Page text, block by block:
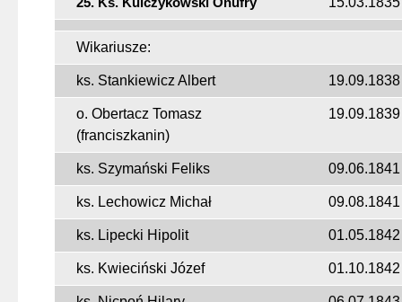
Wikariusze:
ks. Stankiewicz Albert 19.09.1838
o. Obertacz Tomasz
(franciszkanin)
19.09.1839
ks. Szymański Feliks 09.06.1841
ks. Lechowicz Michał 09.08.1841
ks. Lipecki Hipolit 01.05.1842
ks. Kwieciński Józef 01.10.1842